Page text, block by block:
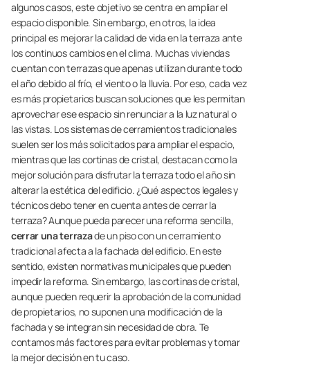
algunos casos, este objetivo se centra en ampliar el
espacio disponible. Sin embargo, en otros, la idea
principal es mejorar la calidad de vida en la terraza ante
los continuos cambios en el clima. Muchas viviendas
cuentan con terrazas que apenas utilizan durante todo
el año debido al frío, el viento o la lluvia. Por eso, cada vez
es más propietarios buscan soluciones que les permitan
aprovechar ese espacio sin renunciar a la luz natural o
las vistas. Los sistemas de cerramientos tradicionales
suelen ser los más solicitados para ampliar el espacio,
mientras que las cortinas de cristal, destacan como la
mejor solución para disfrutar la terraza todo el año sin
alterar la estética del edificio. ¿Qué aspectos legales y
técnicos debo tener en cuenta antes de cerrar la
terraza? Aunque pueda parecer una reforma sencilla,
cerrar una terrazade un piso con un cerramiento
tradicional afecta a la fachada del edificio. En este
sentido, existen normativas municipales que pueden
impedir la reforma. Sin embargo, las cortinas de cristal,
aunque pueden requerir la aprobación de la comunidad
de propietarios, no suponen una modificación de la
fachada y se integran sin necesidad de obra. Te
contamos más factores para evitar problemas y tomar
la mejor decisión en tu caso.